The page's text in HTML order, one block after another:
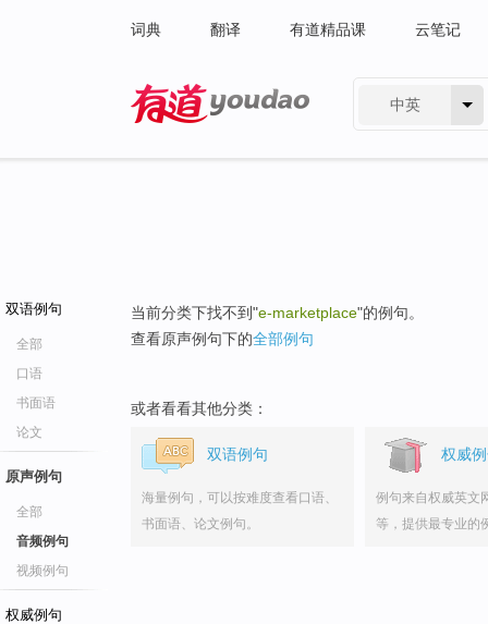
词典 翻译 有道精品课 云笔记
中英
双语例句
全部
口语
书面语
论文
原声例句
全部
音频例句
视频例句
权威例句
当前分类下找不到"e-marketplace"的例句。
查看原声例句下的全部例句
或者看看其他分类：
双语例句
海量例句，可以按难度查看口语、
书面语、论文例句。
权威
例句来自权威英文
等，提供最专业的